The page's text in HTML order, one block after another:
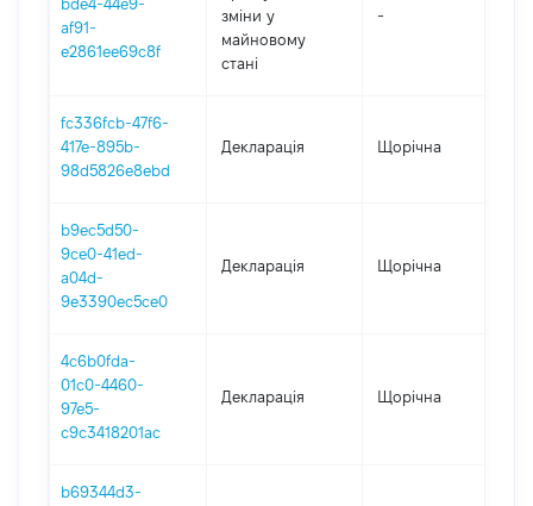
bde4-44e9-
af91-
e2861ee69c8f
зміни y
майновому
стані
-
fc336fcb-47f6-
417e-895b-
98d5826e8ebd
Декларація Щорічна
b9ec5d50-
9ce0-41ed-
a04d-
9e3390ec5ce0
Декларація Щорічна
4c6b0fda-
01c0-4460-
97e5-
c9c3418201ac
Декларація Щорічна
b69344d3-